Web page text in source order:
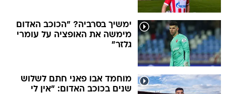
ימשיך בסרביה? "הכוכב האדום
מימשה את האופציה על עומרי
גלזר"
מוחמד אבו פאני חתם לשלוש
שנים בכוכב האדום: "אין לי